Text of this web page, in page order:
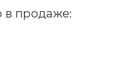
продаже: